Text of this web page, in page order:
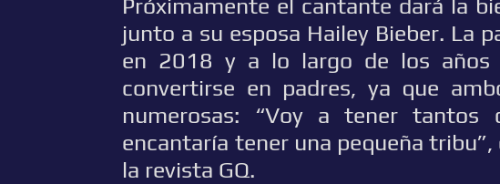
Próximamente el cantante dará la
junto a su esposa Hailey Bieber. La
en 2018 y a lo largo de los años
convertirse en padres, ya que
numerosas: “Voy a tener tantos
encantaría tener una pequeña
la revista GQ.